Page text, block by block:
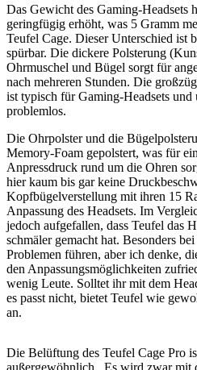
Das Gewicht des Gaming-Headsets
geringfügig erhöht, was 5 Gramm
Teufel Cage. Dieser Unterschied ist
spürbar. Die dickere Polsterung
Ohrmuschel und Bügel sorgt für
nach mehreren Stunden. Die
ist typisch für Gaming-Headsets und
problemlos.
Die Ohrpolster und die
Memory-Foam gepolstert, was für
Anpressdruck rund um die Ohren
hier kaum bis gar keine
Kopfbügelverstellung mit ihren 15
Anpassung des Headsets. Im
jedoch aufgefallen, dass Teufel das
schmäler gemacht hat. Besonders
Problemen führen, aber ich denke,
den Anpassungsmöglichkeiten
wenig Leute. Solltet ihr mit dem
es passt nicht, bietet Teufel wie
an.
Die Belüftung des Teufel Cage Pro